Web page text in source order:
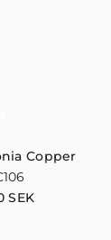
Copper
SEK